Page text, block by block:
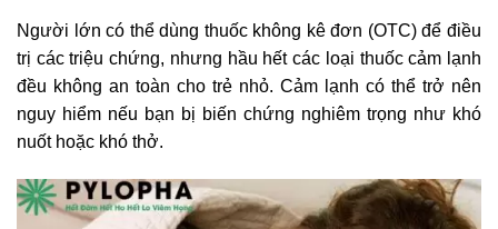
Người lớn có thể dùng thuốc không kê đơn (OTC) để điều
trị các triệu chứng, nhưng hầu hết các loại thuốc cảm lạnh
đều không an toàn cho trẻ nhỏ. Cảm lạnh có thể trở nên
nguy hiểm nếu bạn bị biến chứng nghiêm trọng như khó
nuốt hoặc khó thở.